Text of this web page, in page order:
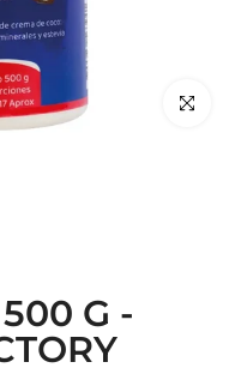
Haz clic
G -